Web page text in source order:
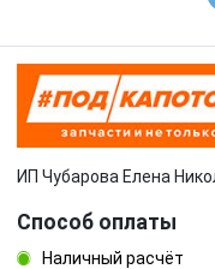
ИП Чубарова Елена
Способ оплаты
Наличный расчёт